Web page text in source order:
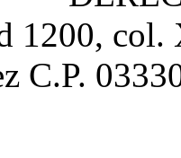
1200,
C.P.